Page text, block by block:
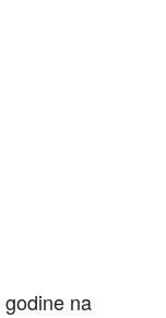
godine na